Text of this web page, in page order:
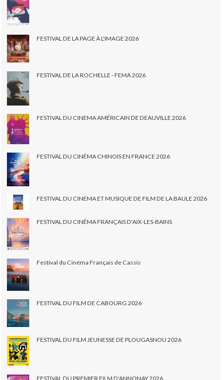
FESTIVAL DE LA PAGE À L'IMAGE 2026
FESTIVAL DE LA ROCHELLE - FEMA 2026
FESTIVAL DU CINEMA AMÉRICAIN DE DEAUVILLE 2026
FESTIVAL DU CINÉMA CHINOIS EN FRANCE 2026
FESTIVAL DU CINEMA ET MUSIQUE DE FILM DE LA BAULE 2026
FESTIVAL DU CINÉMA FRANÇAIS D'AIX-LES-BAINS
Festival du Cinéma Français de Cassis
FESTIVAL DU FILM DE CABOURG 2026
FESTIVAL DU FILM JEUNESSE DE PLOUGASNOU 2026
FESTIVAL DU PREMIER FILM D'ANNONAY 2026